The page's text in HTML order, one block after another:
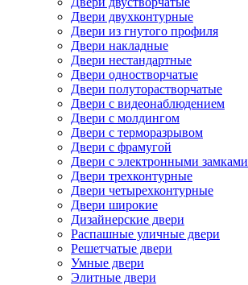
Двери двухконтурные
Двери из гнутого профиля
Двери накладные
Двери нестандартные
Двери одностворчатые
Двери полуторастворчатые
Двери с видеонаблюдением
Двери с молдингом
Двери с терморазрывом
Двери с фрамугой
Двери с электронными замками
Двери трехконтурные
Двери четырехконтурные
Двери широкие
Дизайнерские двери
Распашные уличные двери
Решетчатые двери
Умные двери
Элитные двери